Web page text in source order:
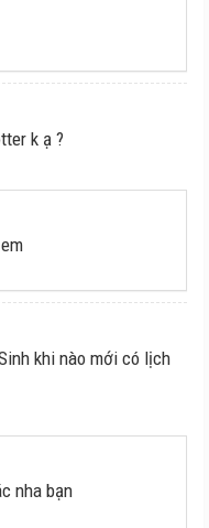
k ạ ?
khi nào mới có lịch
nha bạn